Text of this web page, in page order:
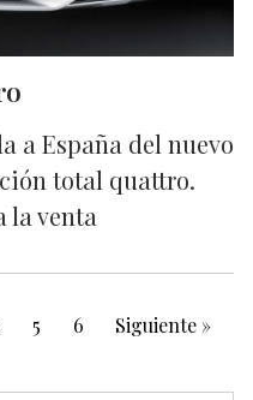
a España del nuevo
total quattro.
la venta
5 6 Siguiente »